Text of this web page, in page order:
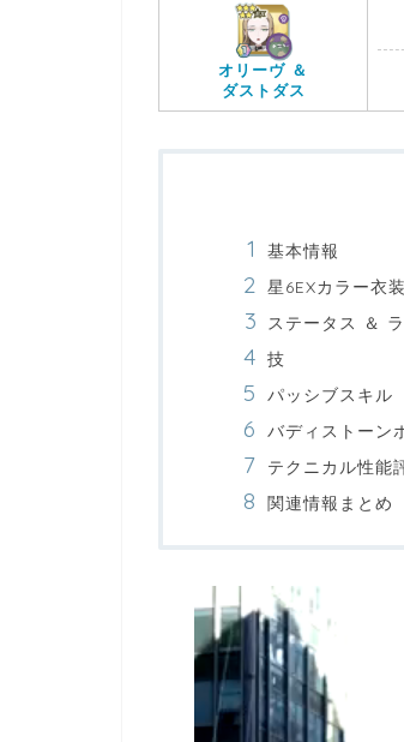
オリーヴ ＆
ダストダス
基本情報
星6EXカラー衣装
ステータス ＆
技
パッシブスキル
バディストーン
テクニカル性能
関連情報まとめ